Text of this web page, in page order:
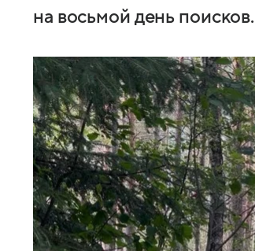
на восьмой день поисков.